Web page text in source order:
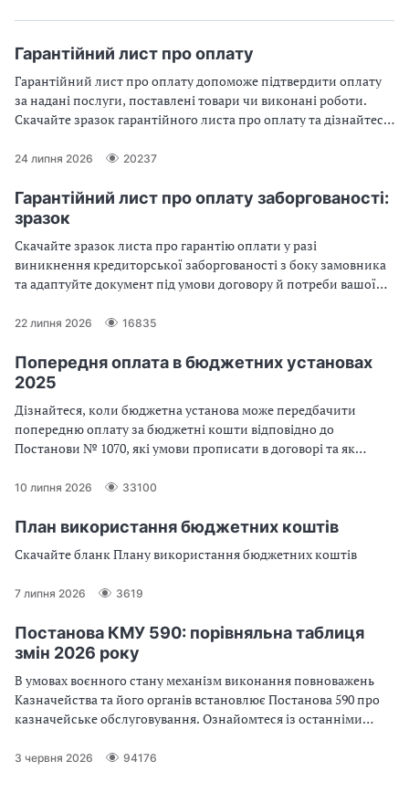
Гарантійний лист про оплату
Гарантійний лист про оплату допоможе підтвердити оплату
за надані послуги, поставлені товари чи виконані роботи.
Скачайте зразок гарантійного листа про оплату та дізнайтеся,
законодавства
24 липня 2026 20237
Гарантійний лист про оплату заборгованості:
зразок
Скачайте зразок листа про гарантію оплати у разі
виникнення кредиторської заборгованості з боку замовника
та адаптуйте документ під умови договору й потреби вашої
22 липня 2026 16835
Попередня оплата в бюджетних установах
2025
Дізнайтеся, коли бюджетна установа може передбачити
попередню оплату за бюджетні кошти відповідно до
Постанови № 1070, які умови прописати в договорі та як
10 липня 2026 33100
План використання бюджетних коштів
Скачайте бланк Плану використання бюджетних коштів
7 липня 2026 3619
Постанова КМУ 590: порівняльна таблиця
змін 2026 року
В умовах воєнного стану механізм виконання повноважень
Казначейства та його органів встановлює Постанова 590 про
казначейське обслуговування. Ознайомтеся із останніми
3 червня 2026 94176